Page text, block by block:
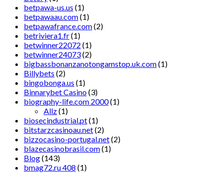
betpawa-us.us (1)
betpawaau.com(1)
betpawafrance.com(2)
betriviera1.fr(1)
betwinner22072 (1)
betwinner24073(2)
bigbassbonanzanotongamstop.uk.com(1)
Billybets (2)
bingobonga.us (1)
Binnarybet Casino(3)
biography-life.com 2000(1)
Allz(1)
biosecindustrial.pt(1)
bitstarzcasinoau.net(2)
bizzocasino-portugal.net(2)
blazecasinobrasil.com(1)
Blog(143)
bmag72.ru 408 (1)